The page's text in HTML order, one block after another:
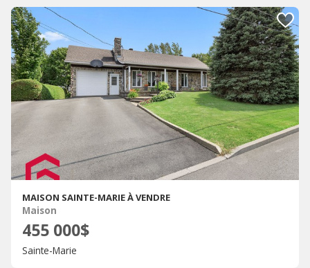
MAISON SAINTE-MARIE À VENDRE
Maison
455 000$
Sainte-Marie